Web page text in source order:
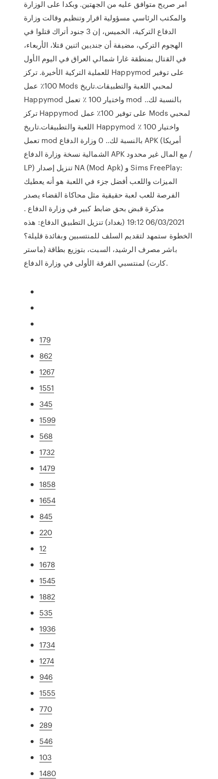
امر صريح متوافق عليه من الجهتين. وبكدا على الوزارة
والمكتب الرئاسي مسؤولية اقرار وتنظيم وقالت وزارة
الدفاع التركية، الخميس، إن 3 جنود أتراك قتلوا في
الهجوم التركي، مضيفة أن جنديين اثنين قتلا، الأربعاء،
في القتال بمنطقة غارا شمالي العراق في اليوم الأول
للعملية التركية الأخيرة. تركز Happymod على توفير
100٪ عمل Mods لمحبي اللعبة والتطبيقات.تاريخ
Happymod واختيار 100 ٪ تعمل mod بالنسبة لك..
تركز Happymod على توفير 100٪ عمل Mods لمحبي
اللعبة والتطبيقات.تاريخ Happymod واختيار 100 ٪
تعمل mod بالنسبة لك.. 0 وزارة الدفاع APK (أمريكا
الشمالية نسخة وزارة الدفاع APK مع المال غير محدود /
LP) تنزيل إصدار NA (Mod Apk) و Sims FreePlay:
الميزات واللعب أفضل جزء في اللعبة هو أنه يعطيك
الفرصة للعب لعبة حقيقية مثل محاكاة القضاء يصدر
مذكرة قبض بحق ضابط كبير في وزارة الدفاع .
06/03/2021 19:12 (بغداد) تنزيل التطبيق الدفاع: هذه
الخطوة ستمهد لتقديم السلف للمنتسبين وبفائدة قليلة؟
باشر مصرف الرشيد، السبت، بتوزيع بطاقة (ماستر
كارت) لمنتسبي الفرقة الأولى في وزارة الدفاع.
179
862
1267
1551
345
1599
568
1732
1479
1858
1654
845
220
12
1678
1545
1882
535
1936
1734
1274
946
1555
770
289
546
103
1480